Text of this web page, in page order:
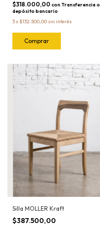
$318.000,00 con Transferencia o
depósito bancario
3x $132.500,00 sin interés
Silla MOLLER Kraft
$387.500,00